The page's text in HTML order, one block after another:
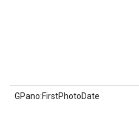
GPano:FirstPhotoDate